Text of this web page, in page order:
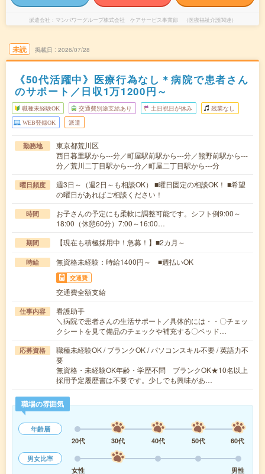
派遣会社 マンパワーグループ株式会社 ケアサービス事業部 （医療福祉介護関連）
未読 掲載日 2026/07/28
《50代活躍中》医療行為なし＊病院で患者さん
のサポート／日収1万1200円～
職種未経験OK 交通費別途支給あり 土日祝日が休み 残業なし
WEB登録OK 派遣
勤務地
東京都荒川区
西日暮里駅から---分／町屋駅前駅から---分／熊野前駅から---
分／荒川二丁目駅から---分／町屋二丁目駅から---分
曜日頻度
週3日～（週2日～も相談OK） ■曜日固定の相談OK！ ■希望
の曜日があればご相談ください！
時間
お子さんの予定にも柔軟に調整可能です。シフト例9:00～
18:00（休憩60分）7:00～16:00…
期間 【現在も積極採用中！急募！】■2カ月～
時給 無資格未経験：時給1400円～ ■週払いOK
交通費
交通費全額支給
仕事内容
看護助手
＼病院で患者さんの生活サポート／具体的には・・〇チェッ
クシートを見て備品のチェックや補充する〇ベッド…
応募資格
職種未経験OK / ブランクOK / パソコンスキル不要 / 英語力不
要
無資格・未経験OK年齢・学歴不問 ブランクOK★10名以上
採用予定履歴書は不要です。少しでも興味があ…
職場の雰囲気
年齢層
20代
30代 40代 50代
60代
男女比率
女性
男性